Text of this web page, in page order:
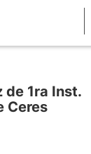
1ra Inst.
Ceres